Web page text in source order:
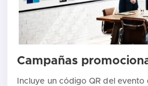
Campañas
Incluye un código QR del evento